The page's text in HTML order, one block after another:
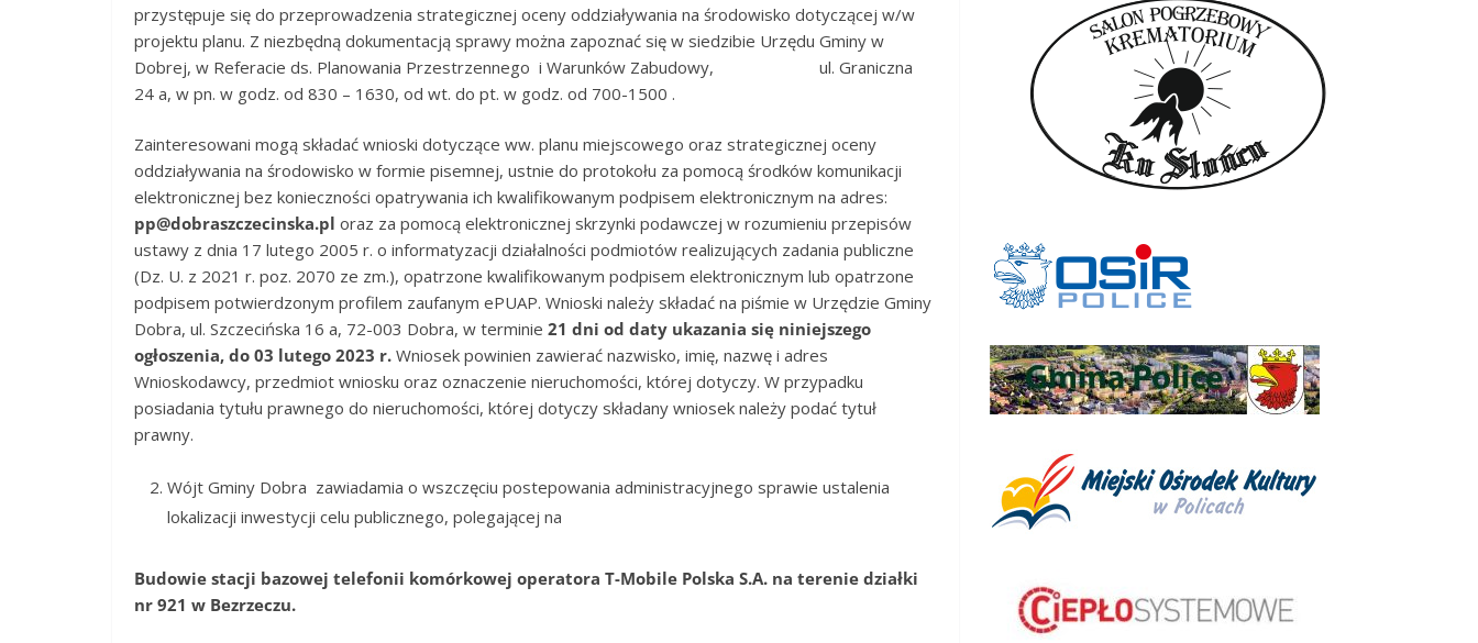
przystępuje się do przeprowadzenia strategicznej oceny oddziaływania na środowisko dotyczącej w/w
projektu planu. Z niezbędną dokumentacją sprawy można zapoznać się w siedzibie Urzędu Gminy w
Dobrej, w Referacie ds. Planowania Przestrzennego i Warunków Zabudowy, ul. Graniczna
24 a, w pn. w godz. od 830 – 1630, od wt. do pt. w godz. od 700-1500 .
Zainteresowani mogą składać wnioski dotyczące ww. planu miejscowego oraz strategicznej oceny
oddziaływania na środowisko w formie pisemnej, ustnie do protokołu za pomocą środków komunikacji
elektronicznej bez konieczności opatrywania ich kwalifikowanym podpisem elektronicznym na adres:
pp@dobraszczecinska.pl oraz za pomocą elektronicznej skrzynki podawczej w rozumieniu przepisów
ustawy z dnia 17 lutego 2005 r. o informatyzacji działalności podmiotów realizujących zadania publiczne
(Dz. U. z 2021 r. poz. 2070 ze zm.), opatrzone kwalifikowanym podpisem elektronicznym lub opatrzone
podpisem potwierdzonym profilem zaufanym ePUAP. Wnioski należy składać na piśmie w Urzędzie Gminy
Dobra, ul. Szczecińska 16 a, 72-003 Dobra, w terminie 21 dni od daty ukazania się niniejszego
ogłoszenia, do 03 lutego 2023 r. Wniosek powinien zawierać nazwisko, imię, nazwę i adres
Wnioskodawcy, przedmiot wniosku oraz oznaczenie nieruchomości, której dotyczy. W przypadku
posiadania tytułu prawnego do nieruchomości, której dotyczy składany wniosek należy podać tytuł
prawny.
Wójt Gminy Dobra zawiadamia o wszczęciu postepowania administracyjnego sprawie ustalenia
lokalizacji inwestycji celu publicznego, polegającej na
Budowie stacji bazowej telefonii komórkowej operatora T-Mobile Polska S.A. na terenie działki
nr 921 w Bezrzeczu.